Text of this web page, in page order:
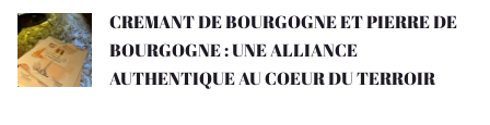
CREMANT DE BOURGOGNE ET PIERRE DE
BOURGOGNE : UNE ALLIANCE
AUTHENTIQUE AU COEUR DU TERROIR